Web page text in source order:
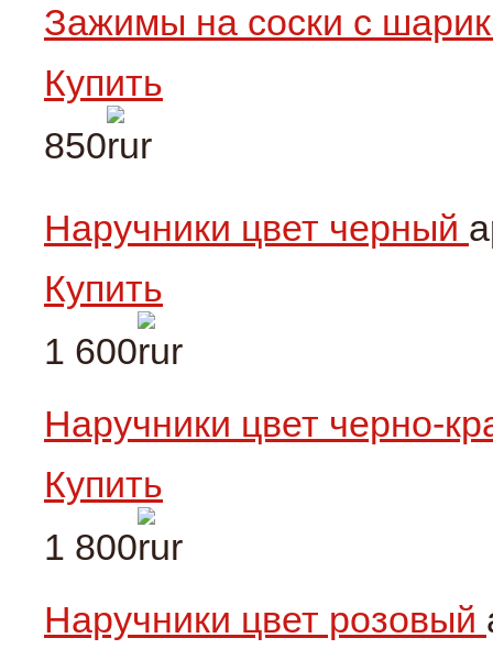
Зажимы на соски с
Купить
850
Наручники цвет черный
Купить
1 600
Наручники цвет черно-
Купить
1 800
Наручники цвет розовый